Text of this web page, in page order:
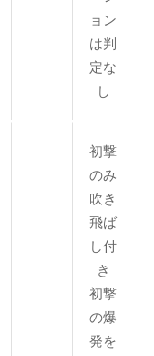
ョン
は判
定な
し
初撃
のみ
吹き
飛ば
し付
き
初撃
の爆
発を